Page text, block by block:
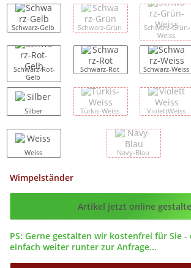
Schwarz-Gelb Schwarz-Grün
Schwarz-Grün-
Weiss
Schwarz-Rot-
Gelb
Schwarz-Rot Schwarz-Weiss
Silber Türkis-Weiss ViolettWeiss
Weiss Navy-Blau
Wimpelständer
Config_ID
Artikel jetzt online
PS: Gerne gestalten wir kostenfrei für Sie
einfach weiter runter zur Anfrage...